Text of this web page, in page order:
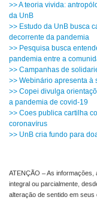
>> A teoria vivida:
da UnB
>> Estudo da UnB busca
decorrente da pandemia
>> Pesquisa busca
pandemia entre a
>> Campanhas de
>> Webinário apresenta à
>> Copei divulga
a pandemia de covid-19
>> Coes publica cartilha
coronavírus
>> UnB cria fundo para
ATENÇÃO – As
integral ou parcialmente,
alteração de sentido em